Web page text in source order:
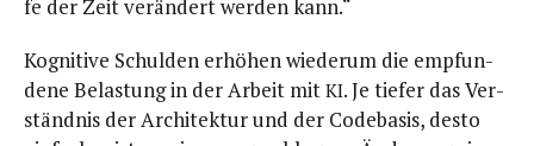
fe der Zeit ver­än­dert wer­den kann.“
Kogni­ti­ve Schul­den erhö­hen wie­der­um die emp­fun­
de­ne Belas­tung in der Arbeit mit KI. Je tie­fer das Ver­
ständ­nis der Archi­tek­tur und der Code­ba­sis, des­to